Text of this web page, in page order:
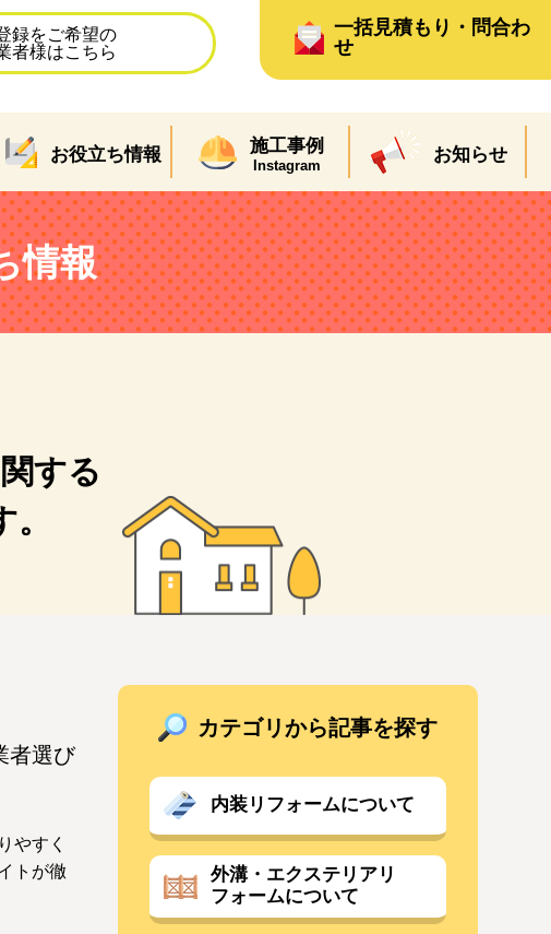
録をご希望の
者様はこちら
一括見積もり・問合わ
せ
お役立ち情報 施工事例
Instagram お知らせ
情報
する
者選び
やすく
トが徹
カテゴリから記事を探す
内装リフォームについて
外溝・エクステリアリ
フォームについて